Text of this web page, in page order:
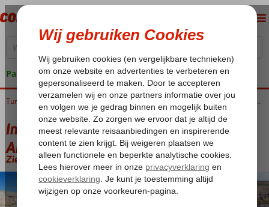
Pakketgarantie
Home Rondreizen Rondreizen Turkije Instagram Rondreis Panoramisch Anatolië
Instagram Rondreis Panoramisch
Anatolië
Zie beschrijving